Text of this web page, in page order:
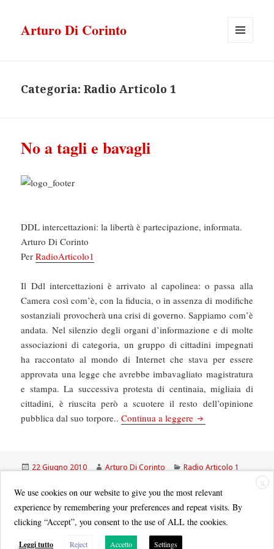
Arturo Di Corinto
Categoria:Radio Articolo 1
No a tagli e bavagli
DDL intercettazioni: la libertà è partecipazione, informata.
Arturo Di Corinto
PerRadioArticolo1
Il Ddl intercettazioni è arrivato al capolinea: o passa alla
Camera così com’è, con la fiducia, o in assenza di modifiche
sostanziali provocherà una crisi di governo. Sappiamo com’è
andata. Nel silenzio degli organi d’informazione e di molte
associazioni di categoria, un gruppo di cittadini impegnati
ha raccontato al mondo di Internet che stava per essere
approvata una legge che avrebbe imbavagliato magistratura
e stampa. La successiva protesta di centinaia, migliaia di
cittadini, è riuscita però a scuotere il resto dell’opinione
pubblica dal suo torpore..Continua a leggere No a tagli e bavagli
Scritto
22 Giugno 2010 Autore
Arturo Di Corinto Categorie
Radio Articolo 1
X
We use cookies on our website to give you the most relevant
experience by remembering your preferences and repeat visits. By
clicking “Accept”, you consent to the use of ALL the cookies.
Leggi tutto Reject Accetto Settings